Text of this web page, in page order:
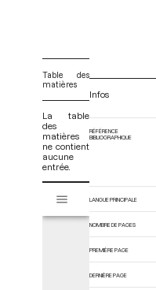
Table des
matières
La table
des
matières
ne contient
aucune
entrée.
s
Tome LXXXIV - Du
Infos
RÉFÉRENCE
BIBLIOGRAPHIQUE
LANGUE PRINCIPALE
NOMBRE DE PAGES
PREMIÈRE PAGE
DERNIÈRE PAGE